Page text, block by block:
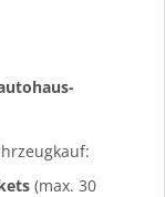
(max. 30